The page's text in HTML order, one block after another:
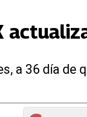
a 36 día de